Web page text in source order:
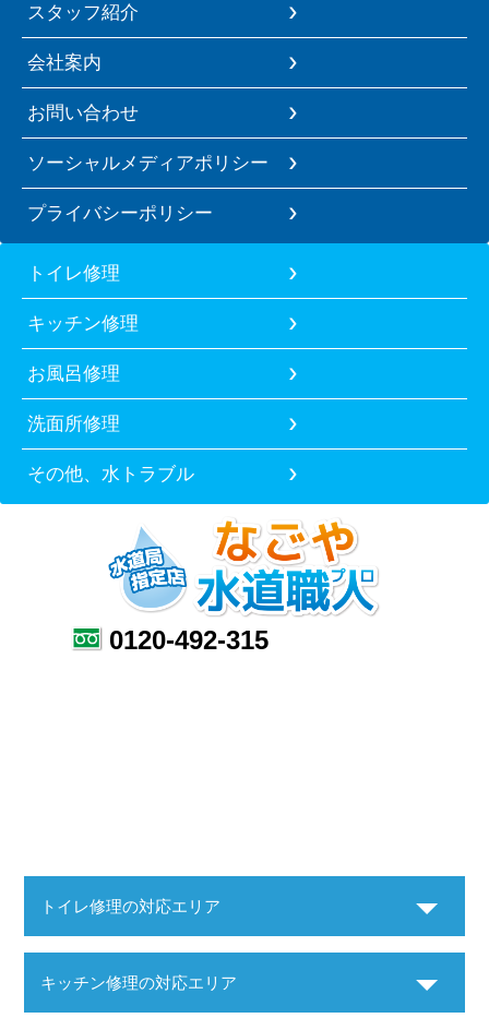
スタッフ紹介
会社案内
お問い合わせ
ソーシャルメディアポリシー
プライバシーポリシー
トイレ修理
キッチン修理
お風呂修理
洗面所修理
その他、水トラブル
0120-492-315
トイレ修理の対応エリア
キッチン修理の対応エリア